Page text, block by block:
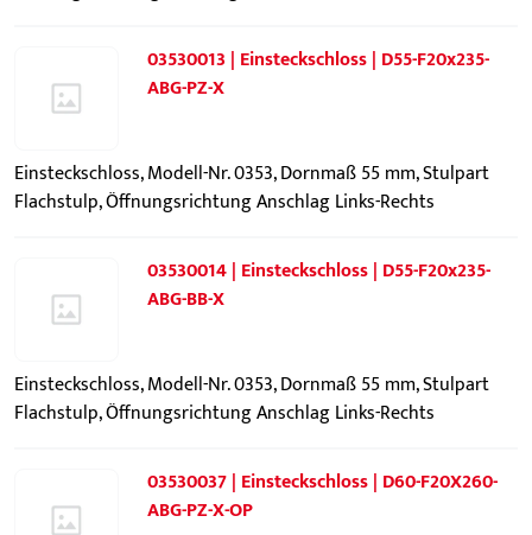
03530013 | Einsteckschloss | D55-F20x235-
ABG-PZ-X
Einsteckschloss, Modell-Nr. 0353, Dornmaß 55 mm, Stulpart
Flachstulp, Öffnungsrichtung Anschlag Links-Rechts
03530014 | Einsteckschloss | D55-F20x235-
ABG-BB-X
Einsteckschloss, Modell-Nr. 0353, Dornmaß 55 mm, Stulpart
Flachstulp, Öffnungsrichtung Anschlag Links-Rechts
03530037 | Einsteckschloss | D60-F20X260-
ABG-PZ-X-OP